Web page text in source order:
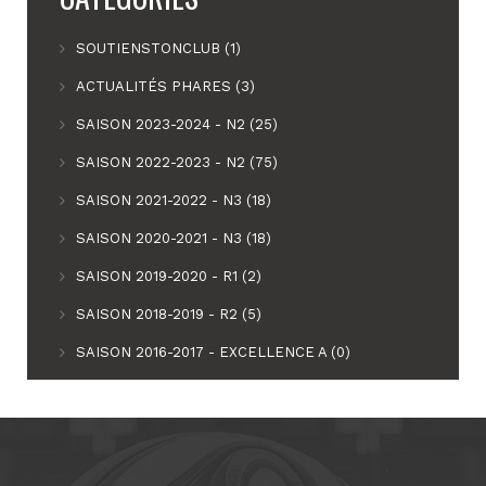
SOUTIENSTONCLUB (1)
ACTUALITÉS PHARES (3)
SAISON 2023-2024 - N2 (25)
SAISON 2022-2023 - N2 (75)
SAISON 2021-2022 - N3 (18)
SAISON 2020-2021 - N3 (18)
SAISON 2019-2020 - R1 (2)
SAISON 2018-2019 - R2 (5)
SAISON 2016-2017 - EXCELLENCE A (0)